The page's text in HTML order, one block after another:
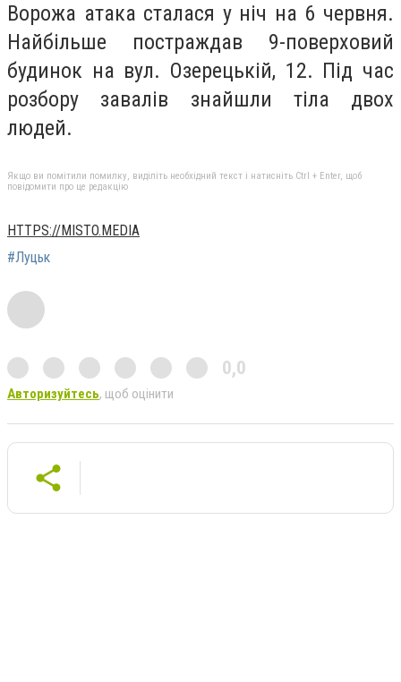
Ворожа атака сталася у ніч на 6 червня.
Найбільше постраждав 9-поверховий
будинок на вул. Озерецькій, 12. Під час
розбору завалів знайшли тіла двох
людей.
Якщо ви помітили помилку, виділіть необхідний текст і натисніть Ctrl + Enter, щоб
повідомити про це редакцію
HTTPS://MISTO.MEDIA
#Луцьк
0,0
Авторизуйтесь, щоб оцінити